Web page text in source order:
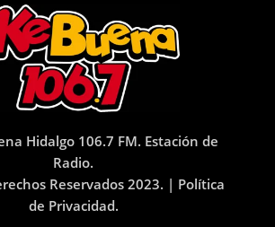
Hidalgo 106.7 FM. Estación de
Radio.
Reservados 2023. | Política
de Privacidad.